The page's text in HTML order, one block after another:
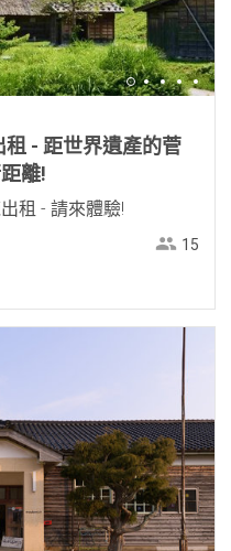
- 距世界遺產的菅
離!
租 - 請來體驗!
15